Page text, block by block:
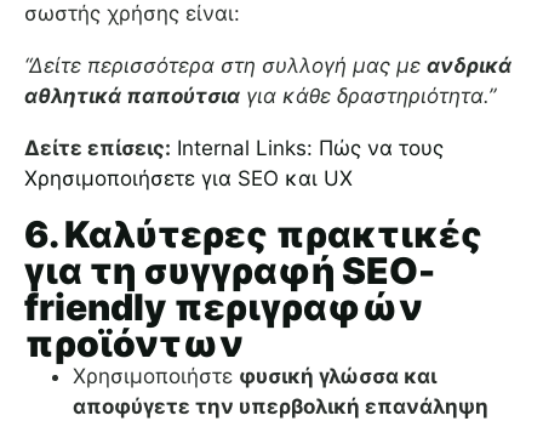
σωστής χρήσης είναι:
“Δείτε περισσότερα στη συλλογή μας με ανδρικά
αθλητικά παπούτσια για κάθε δραστηριότητα.”
Δείτε επίσεις: Internal Links: Πώς να τους
Χρησιμοποιήσετε για SEO και UX
6. Καλύτερες πρακτικές
για τη συγγραφή SEO-
friendly περιγραφών
προϊόντων
Χρησιμοποιήστε φυσική γλώσσα και
αποφύγετε την υπερβολική επανάληψη